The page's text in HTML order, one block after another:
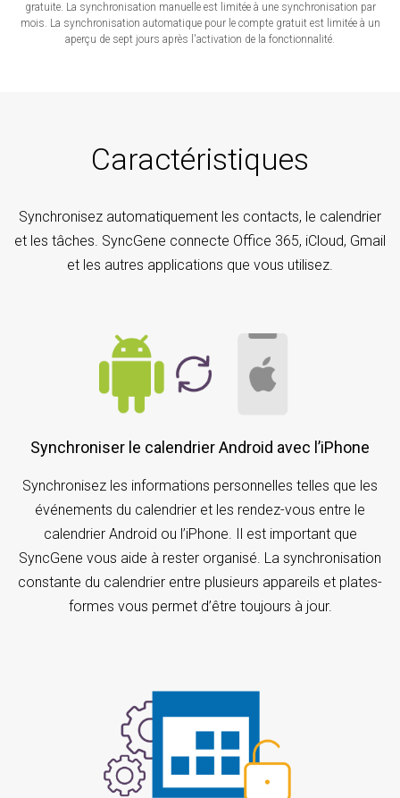
gratuite. La synchronisation manuelle est limitée à une synchronisation par
mois. La synchronisation automatique pour le compte gratuit est limitée à un
aperçu de sept jours après l'activation de la fonctionnalité.
Caractéristiques
Synchronisez automatiquement les contacts, le calendrier
et les tâches. SyncGene connecte Office 365, iCloud, Gmail
et les autres applications que vous utilisez.
Synchroniser le calendrier Android avec l’iPhone
Synchronisez les informations personnelles telles que les
événements du calendrier et les rendez-vous entre le
calendrier Android ou l’iPhone. Il est important que
SyncGene vous aide à rester organisé. La synchronisation
constante du calendrier entre plusieurs appareils et plates-
formes vous permet d’être toujours à jour.